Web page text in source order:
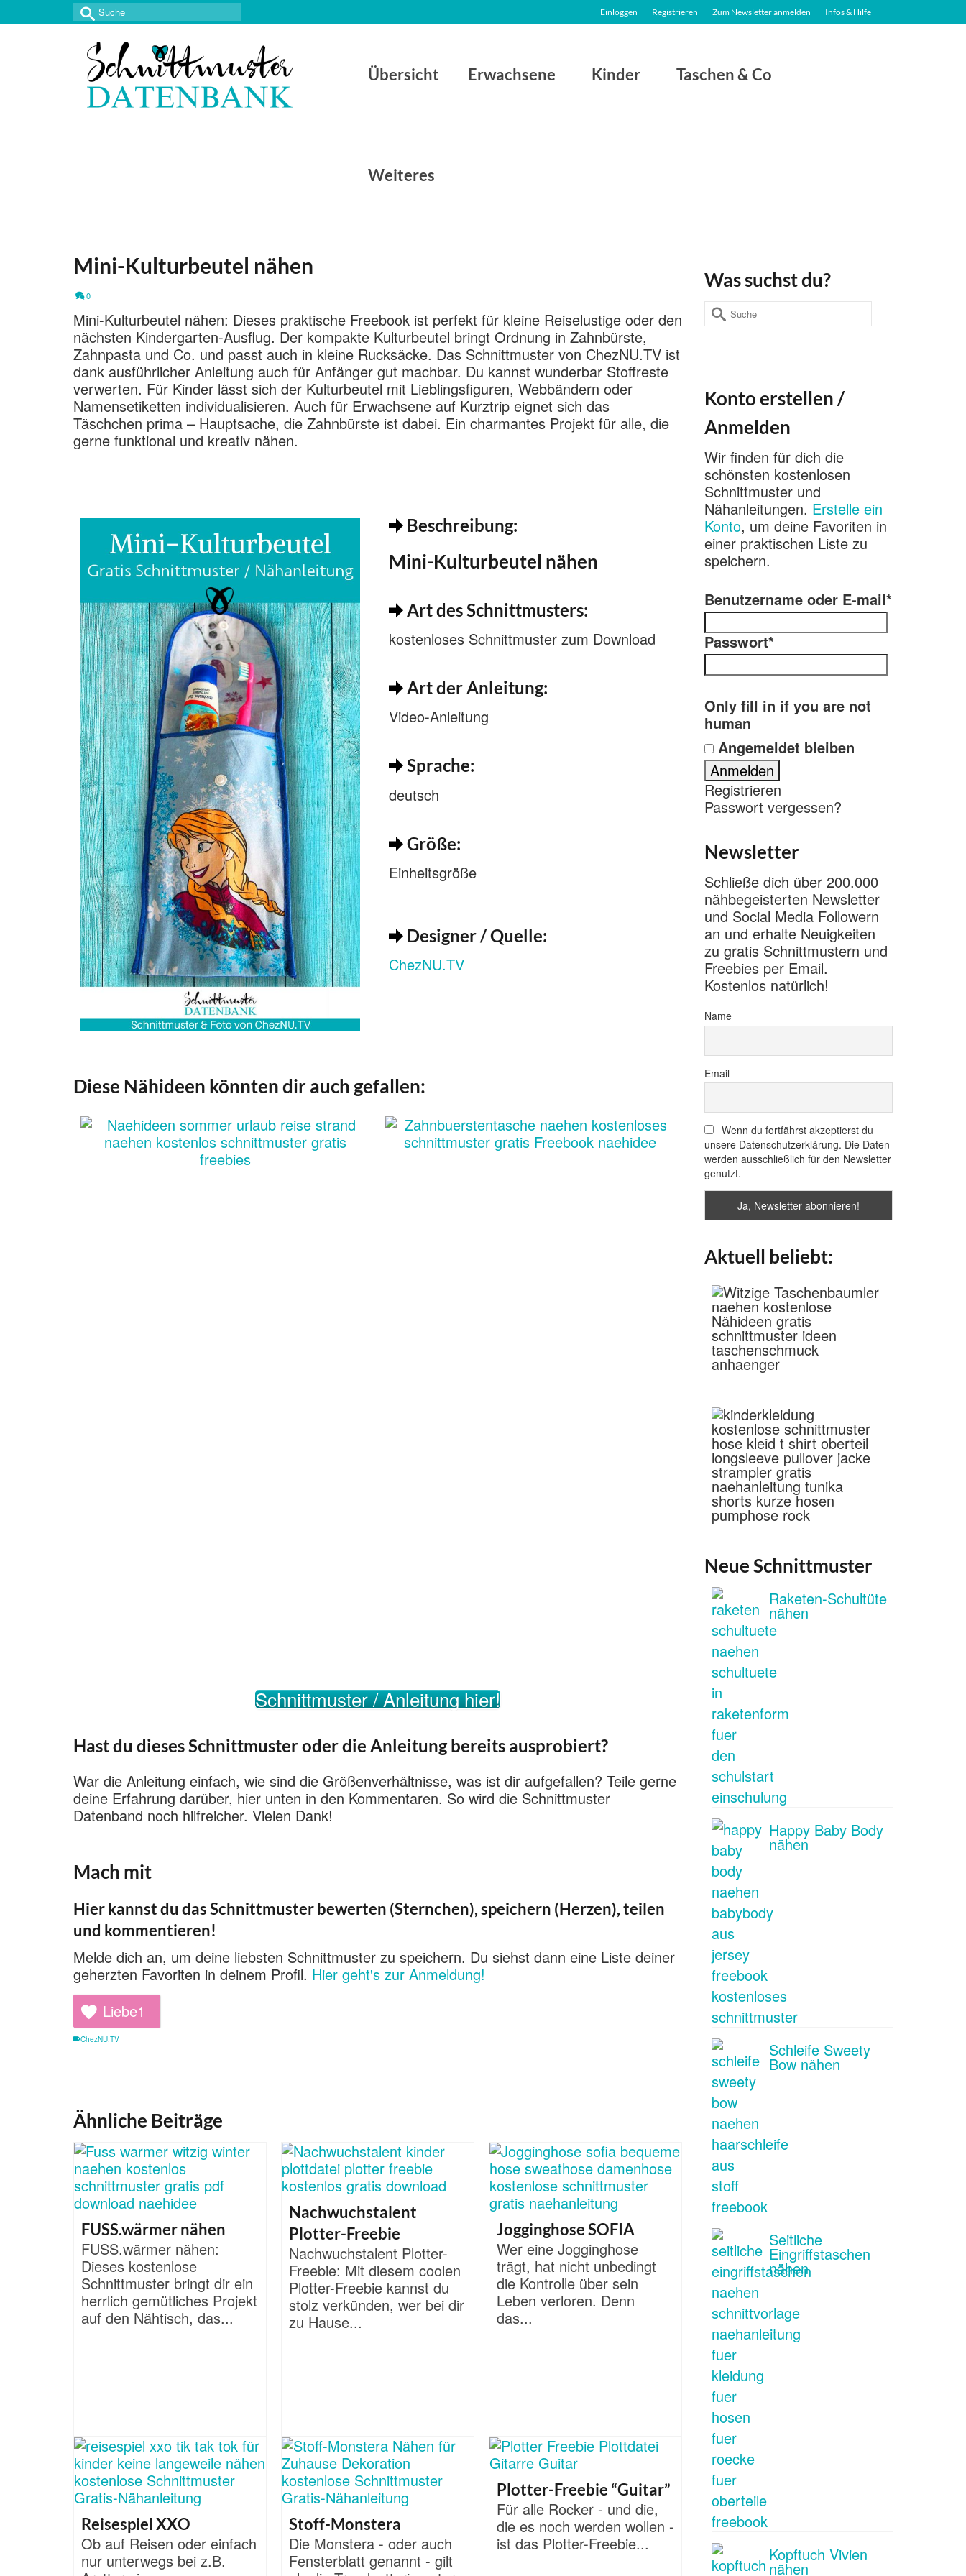
Einloggen Registrieren Zum Newsletter anmelden Infos & Hilfe
Suche
nach:
Übersicht Erwachsene Kinder Taschen & Co
Weiteres
Mini-Kulturbeutel nähen
0
Mini-Kulturbeutel nähen: Dieses praktische Freebook ist perfekt für kleine Reiselustige oder den
nächsten Kindergarten-Ausflug. Der kompakte Kulturbeutel bringt Ordnung in Zahnbürste,
Zahnpasta und Co. und passt auch in kleine Rucksäcke. Das Schnittmuster von ChezNU.TV ist
dank ausführlicher Anleitung auch für Anfänger gut machbar. Du kannst wunderbar Stoffreste
verwerten. Für Kinder lässt sich der Kulturbeutel mit Lieblingsfiguren, Webbändern oder
Namensetiketten individualisieren. Auch für Erwachsene auf Kurztrip eignet sich das
Täschchen prima – Hauptsache, die Zahnbürste ist dabei. Ein charmantes Projekt für alle, die
gerne funktional und kreativ nähen.
Beschreibung:
Mini-Kulturbeutel nähen
Art des Schnittmusters:
kostenloses Schnittmuster zum Download
Art der Anleitung:
Video-Anleitung
Sprache:
deutsch
Größe:
Einheitsgröße
Designer / Quelle:
ChezNU.TV
Diese Nähideen könnten dir auch gefallen:
Schnittmuster / Anleitung hier!
Hast du dieses Schnittmuster oder die Anleitung bereits ausprobiert?
War die Anleitung einfach, wie sind die Größenverhältnisse, was ist dir aufgefallen? Teile gerne
deine Erfahrung darüber, hier unten in den Kommentaren. So wird die Schnittmuster
Datenband noch hilfreicher. Vielen Dank!
Mach mit
Hier kannst du das Schnittmuster bewerten (Sternchen), speichern (Herzen), teilen
und kommentieren!
Melde dich an, um deine liebsten Schnittmuster zu speichern. Du siehst dann eine Liste deiner
geherzten Favoriten in deinem Profil. Hier geht's zur Anmeldung!
Liebe1
ChezNU.TV
Ähnliche Beiträge
FUSS.wärmer nähen
FUSS.wärmer nähen:
Dieses kostenlose
Schnittmuster bringt dir ein
herrlich gemütliches Projekt
auf den Nähtisch, das...
Nachwuchstalent
Plotter-Freebie
Nachwuchstalent Plotter-
Freebie: Mit diesem coolen
Plotter-Freebie kannst du
stolz verkünden, wer bei dir
zu Hause...
Jogginghose SOFIA
Wer eine Jogginghose
trägt, hat nicht unbedingt
die Kontrolle über sein
Leben verloren. Denn
das...
Reisespiel XXO
Ob auf Reisen oder einfach
nur unterwegs bei z.B.
Stoff-Monstera
Die Monstera - oder auch
Fensterblatt genannt - gilt
Plotter-Freebie “Guitar”
Für alle Rocker - und die,
die es noch werden wollen -
ist das Plotter-Freebie...
Was suchst du?
Suche
nach:
Konto erstellen /
Anmelden
Wir finden für dich die
schönsten kostenlosen
Schnittmuster und
Nähanleitungen. Erstelle ein
Konto, um deine Favoriten in
einer praktischen Liste zu
speichern.
Benutzername oder E-mail*
Passwort*
Only fill in if you are not
human
Angemeldet bleiben
Registrieren
Passwort vergessen?
Newsletter
Schließe dich über 200.000
nähbegeisterten Newsletter
und Social Media Followern
an und erhalte Neuigkeiten
zu gratis Schnittmustern und
Freebies per Email.
Kostenlos natürlich!
Name
Email
Wenn du fortfährst akzeptierst du
unsere Datenschutzerklärung. Die Daten
werden ausschließlich für den Newsletter
genutzt.
Aktuell beliebt:
Neue Schnittmuster
Raketen-Schultüte
nähen
Happy Baby Body
nähen
Schleife Sweety
Bow nähen
Seitliche
Eingriffstaschen
nähen
Kopftuch Vivien
nähen